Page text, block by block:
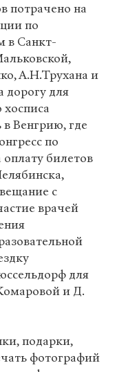
потрачено на
по
в Санкт-
А.Н.Трухана и
для
Венгрию, где
по
билетов
с
врачей
для
и Д.
подарки,
фотографий